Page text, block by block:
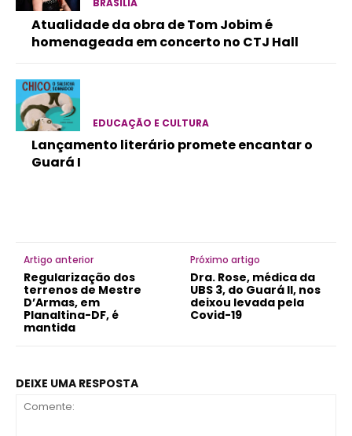
BRASÍLIA
Atualidade da obra de Tom Jobim é
homenageada em concerto no CTJ Hall
EDUCAÇÃO E CULTURA
Lançamento literário promete encantar o
Guará I
Artigo anterior
Regularização dos
terrenos de Mestre
D’Armas, em
Planaltina-DF, é
mantida
Próximo artigo
Dra. Rose, médica da
UBS 3, do Guará II, nos
deixou levada pela
Covid-19
DEIXE UMA RESPOSTA